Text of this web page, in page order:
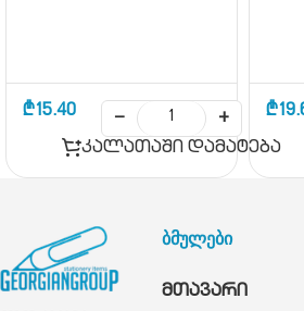
₾15.40 −
+
კალათაში დამატება
₾
ბმულები
მთავარი